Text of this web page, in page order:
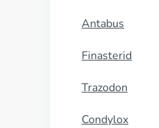
Antabus
Finasterid
Trazodon
Condylox